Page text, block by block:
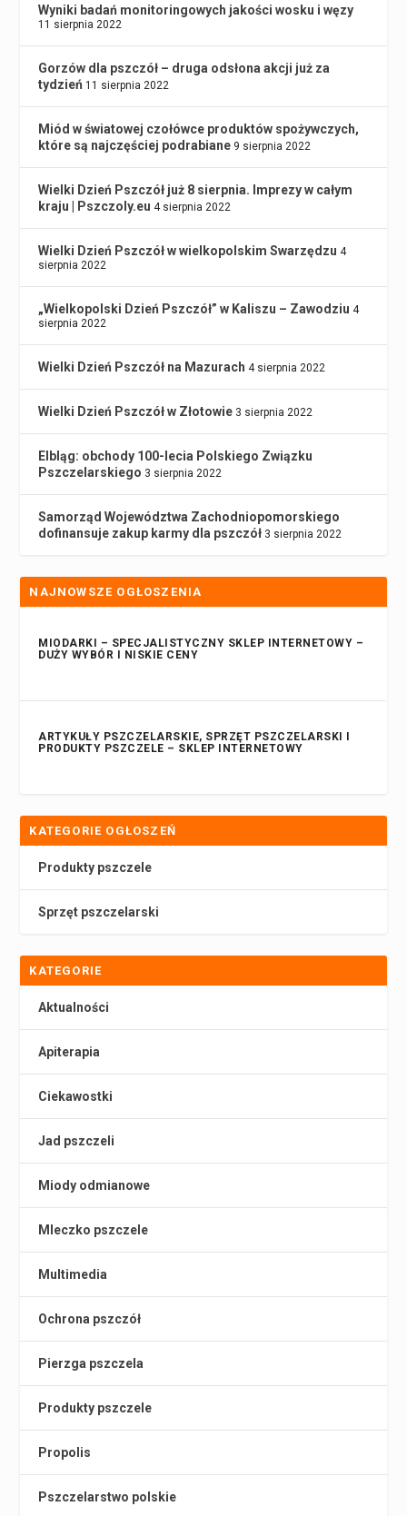
Wyniki badań monitoringowych jakości wosku i węzy
11 sierpnia 2022
Gorzów dla pszczół – druga odsłona akcji już za
tydzień 11 sierpnia 2022
Miód w światowej czołówce produktów spożywczych,
które są najczęściej podrabiane 9 sierpnia 2022
Wielki Dzień Pszczół już 8 sierpnia. Imprezy w całym
kraju | Pszczoly.eu 4 sierpnia 2022
Wielki Dzień Pszczół w wielkopolskim Swarzędzu 4
sierpnia 2022
„Wielkopolski Dzień Pszczół” w Kaliszu – Zawodziu 4
sierpnia 2022
Wielki Dzień Pszczół na Mazurach 4 sierpnia 2022
Wielki Dzień Pszczół w Złotowie 3 sierpnia 2022
Elbląg: obchody 100-lecia Polskiego Związku
Pszczelarskiego 3 sierpnia 2022
Samorząd Województwa Zachodniopomorskiego
dofinansuje zakup karmy dla pszczół 3 sierpnia 2022
NAJNOWSZE OGŁOSZENIA
MIODARKI – SPECJALISTYCZNY SKLEP INTERNETOWY –
DUŻY WYBÓR I NISKIE CENY
ARTYKUŁY PSZCZELARSKIE, SPRZĘT PSZCZELARSKI I
PRODUKTY PSZCZELE – SKLEP INTERNETOWY
KATEGORIE OGŁOSZEŃ
Produkty pszczele
Sprzęt pszczelarski
KATEGORIE
Aktualności
Apiterapia
Ciekawostki
Jad pszczeli
Miody odmianowe
Mleczko pszczele
Multimedia
Ochrona pszczół
Pierzga pszczela
Produkty pszczele
Propolis
Pszczelarstwo polskie